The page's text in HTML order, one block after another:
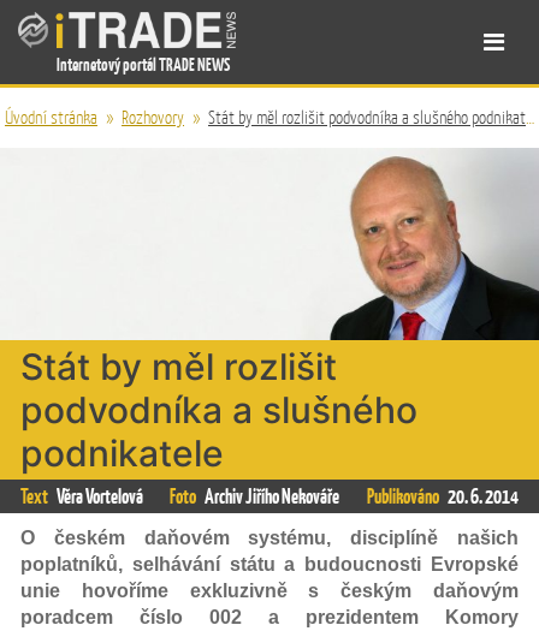
Internetový portál TRADE NEWS
Úvodní stránka » Rozhovory » Stát by měl rozlišit podvodníka a slušného podnikatele
Stát by měl rozlišit
podvodníka a slušného
podnikatele
Text Věra Vortelová Foto Archiv Jiřího Nekováře Publikováno 20. 6. 2014
O českém daňovém systému, disciplíně našich
poplatníků, selhávání státu a budoucnosti Evropské
unie hovoříme exkluzivně s českým daňovým
poradcem číslo 002 a prezidentem Komory